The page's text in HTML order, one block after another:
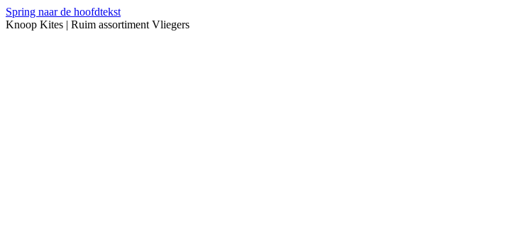
Spring naar de hoofdtekst
Knoop Kites | Ruim assortiment Vliegers